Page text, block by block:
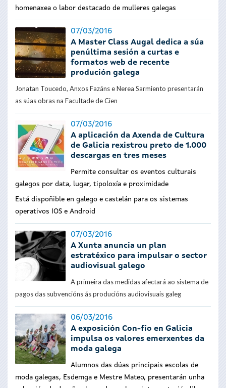
homenaxea o labor destacado de mulleres galegas
07/03/2016
A Master Class Augal dedica a súa
penúltima sesión a curtas e
formatos web de recente
produción galega
Jonatan Toucedo, Anxos Fazáns e Nerea Sarmiento presentarán
as súas obras na Facultade de Cien
07/03/2016
A aplicación da Axenda de Cultura
de Galicia rexistrou preto de 1.000
descargas en tres meses
Permite consultar os eventos culturais
galegos por data, lugar, tipoloxía e proximidade
Está dispoñible en galego e castelán para os sistemas
operativos IOS e Android
07/03/2016
A Xunta anuncia un plan
estratéxico para impulsar o sector
audiovisual galego
A primeira das medidas afectará ao sistema de
pagos das subvencións ás producións audiovisuais galeg
06/03/2016
A exposición Con-fío en Galicia
impulsa os valores emerxentes da
moda galega
Alumnos das dúas principais escolas de
moda galegas, Esdemga e Mestre Mateo, presentarán unha